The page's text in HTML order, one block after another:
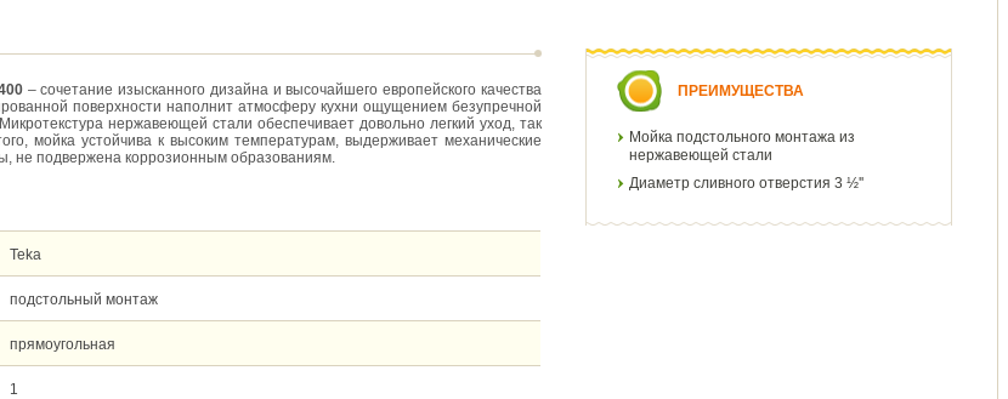
– сочетание изысканного дизайна и высочайшего европейского качества
поверхности наполнит атмосферу кухни ощущением безупречной
нержавеющей стали обеспечивает довольно легкий уход, так
мойка устойчива к высоким температурам, выдерживает механические
не подвержена коррозионным образованиям.
Teka
подстольный монтаж
прямоугольная
1
ПРЕИМУЩЕСТВА
Мойка подстольного монтажа из
нержавеющей стали
Диаметр сливного отверстия 3 ½''